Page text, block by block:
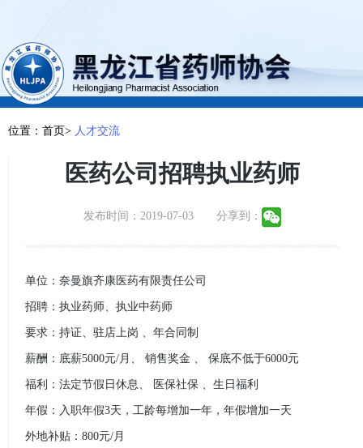
位置：首页> 人才交流
医药公司招聘执业药师
发布时间：2019-07-03 分享到：
单位：奈曼旗齐康医药有限责任公司
招聘：执业药师、执业中药师
要求：持证、驻店上岗 、年合同制
薪酬：底薪5000元/月、 销售奖金 、 保底不低于6000元
福利：法定节假日休息、 医保社保 、生日福利
年假：入职年假3天，工龄每增加一年，年假增加一天
外地补贴：800元/月